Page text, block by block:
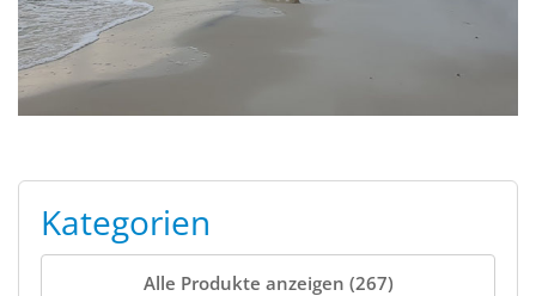
Kategorien
Alle Produkte anzeigen (267)